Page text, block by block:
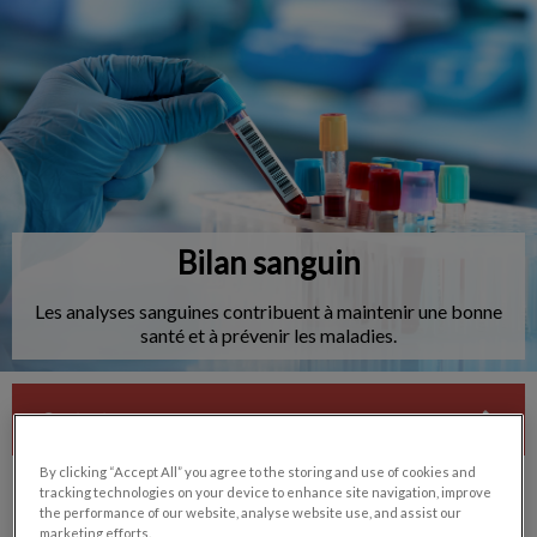
IvcPractices.HeaderNav.Search.Label
Bilan sanguin
Les analyses sanguines contribuent à maintenir une bonne
santé et à prévenir les maladies.
Contactez-nous
By clicking “Accept All” you agree to the storing and use of cookies and
tracking technologies on your device to enhance site navigation, improve
the performance of our website, analyse website use, and assist our
marketing efforts.